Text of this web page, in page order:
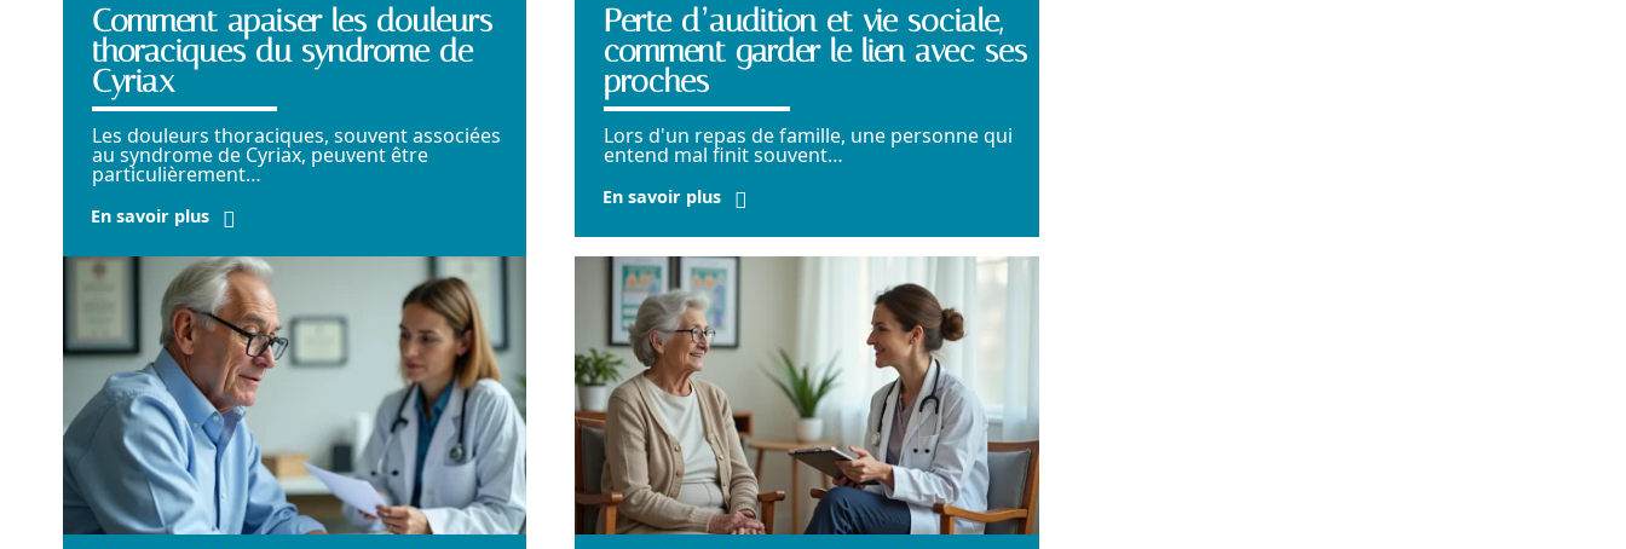
Comment apaiser les douleurs
thoraciques du syndrome de
Cyriax
Les douleurs thoraciques, souvent associées
au syndrome de Cyriax, peuvent être
particulièrement…
En savoir plus
Perte d’audition et vie sociale,
comment garder le lien avec ses
proches
Lors d'un repas de famille, une personne qui
entend mal finit souvent…
En savoir plus